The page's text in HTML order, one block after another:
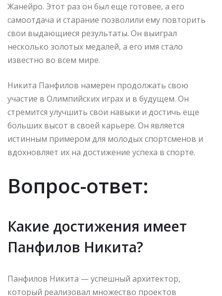
Жанейро. Этот раз он был еще готовее, а его
самоотдача и старание позволили ему повторить
свои выдающиеся результаты. Он выиграл
несколько золотых медалей, а его имя стало
известно во всем мире.
Никита Панфилов намерен продолжать свою
участие в Олимпийских играх и в будущем. Он
стремится улучшить свои навыки и достичь еще
больших высот в своей карьере. Он является
истинным примером для молодых спортсменов и
вдохновляет их на достижение успеха в спорте.
Вопрос-ответ:
Какие достижения имеет
Панфилов Никита?
Панфилов Никита — успешный архитектор,
который реализовал множество проектов